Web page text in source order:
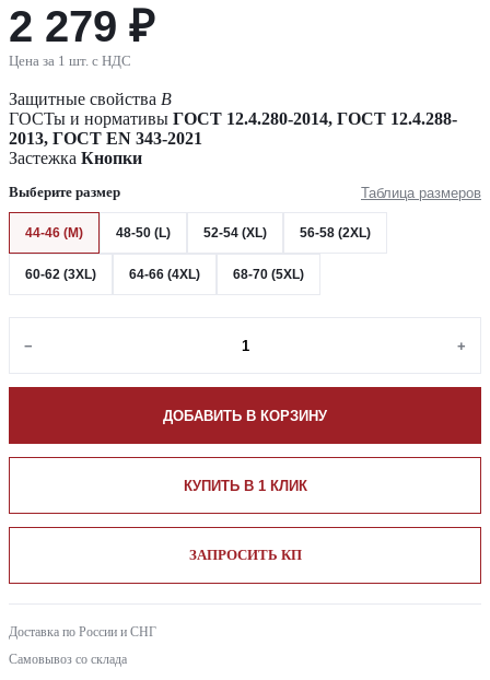
2 279 ₽
Цена за 1 шт. с НДС
Защитные свойства В
ГОСТы и нормативы ГОСТ 12.4.280-2014, ГОСТ 12.4.288-
2013, ГОСТ EN 343-2021
Застежка Кнопки
Выберите размер Таблица размеров
44-46 (M) 48-50 (L) 52-54 (XL) 56-58 (2XL)
60-62 (3XL) 64-66 (4XL) 68-70 (5XL)
− +
ДОБАВИТЬ В КОРЗИНУ
КУПИТЬ В 1 КЛИК
ЗАПРОСИТЬ КП
Доставка по России и СНГ
Самовывоз со склада